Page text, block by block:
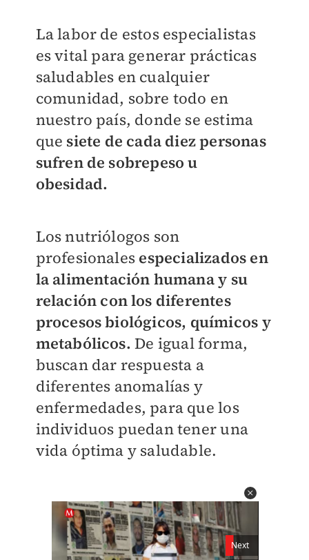
La labor de estos especialistas
es vital para generar prácticas
saludables en cualquier
comunidad, sobre todo en
nuestro país, donde se estima
que siete de cada diez personas
sufren de sobrepeso u
obesidad.
Los nutriólogos son
profesionales especializados en
la alimentación humana y su
relación con los diferentes
procesos biológicos, químicos y
metabólicos. De igual forma,
buscan dar respuesta a
diferentes anomalías y
enfermedades, para que los
individuos puedan tener una
vida óptima y saludable.